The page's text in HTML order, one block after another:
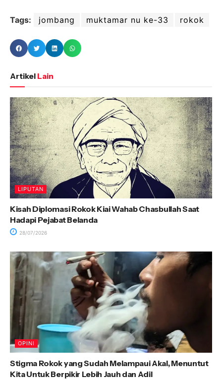
Tags: jombang muktamar nu ke-33 rokok
Artikel Lain
LIPUTAN
Kisah Diplomasi Rokok Kiai Wahab Chasbullah Saat
Hadapi Pejabat Belanda
28/07/2026
OPINI
Stigma Rokok yang Sudah Melampaui Akal, Menuntut
Kita Untuk Berpikir Lebih Jauh dan Adil